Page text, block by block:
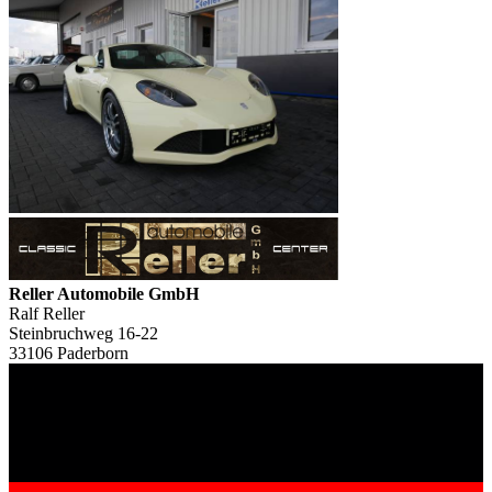
Reller Automobile GmbH
Ralf Reller
Steinbruchweg 16-22
33106 Paderborn